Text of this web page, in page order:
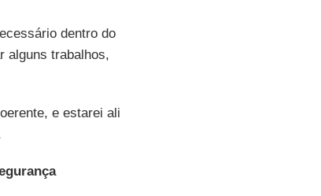
dentro do
alguns trabalhos,
e estarei ali